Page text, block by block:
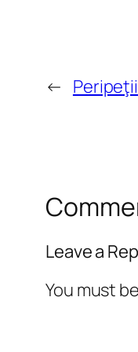
←
Leave a
You must be